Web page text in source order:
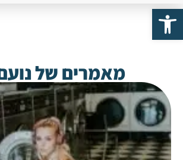
פתח סרגל נגישות
מאמרים של נועם